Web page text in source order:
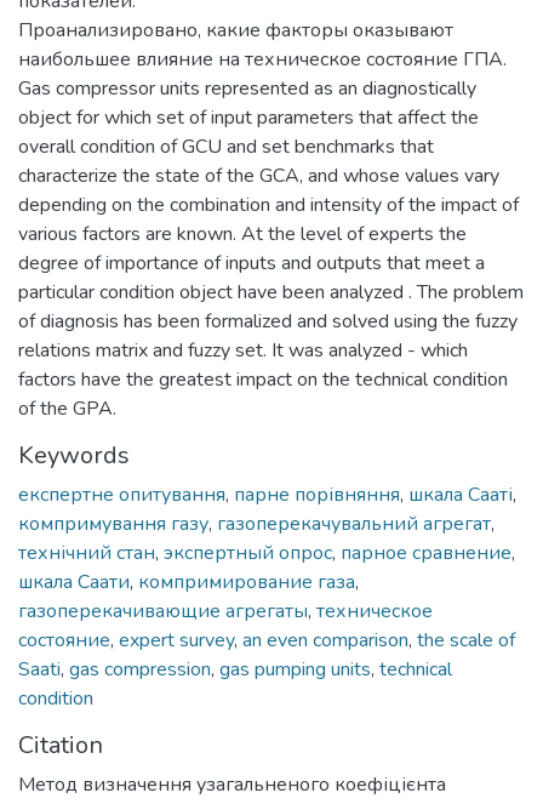
Проанализировано, какие факторы оказывают
наибольшее влияние на техническое состояние ГПА.
Gas compressor units represented as an diagnostically
object for which set of input parameters that affect the
overall condition of GCU and set benchmarks that
characterize the state of the GCA, and whose values vary
depending on the combination and intensity of the impact of
various factors are known. At the level of experts the
degree of importance of inputs and outputs that meet a
particular condition object have been analyzed . The problem
of diagnosis has been formalized and solved using the fuzzy
relations matrix and fuzzy set. It was analyzed - which
factors have the greatest impact on the technical condition
of the GPA.
Keywords
експертне опитування, парне порівняння, шкала Сааті,
компримування газу, газоперекачувальний агрегат,
технічний стан, экспертный опрос, парное сравнение,
шкала Саати, компримирование газа,
газоперекачивающие агрегаты, техническое
состояние, expert survey, an even comparison, the scale of
Saati, gas compression, gas pumping units, technical
condition
Citation
Метод визначення узагальненого коефіцієнта